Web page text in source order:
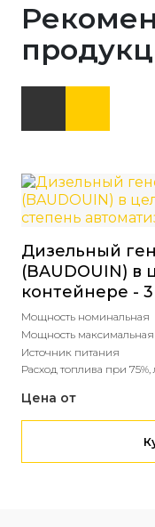
Дизельный
(BAUDOUIN) в
контейнере -
Мощность номинальная
Мощность максимальная
Источник питания
Расход топлива при 75%,
Цена от